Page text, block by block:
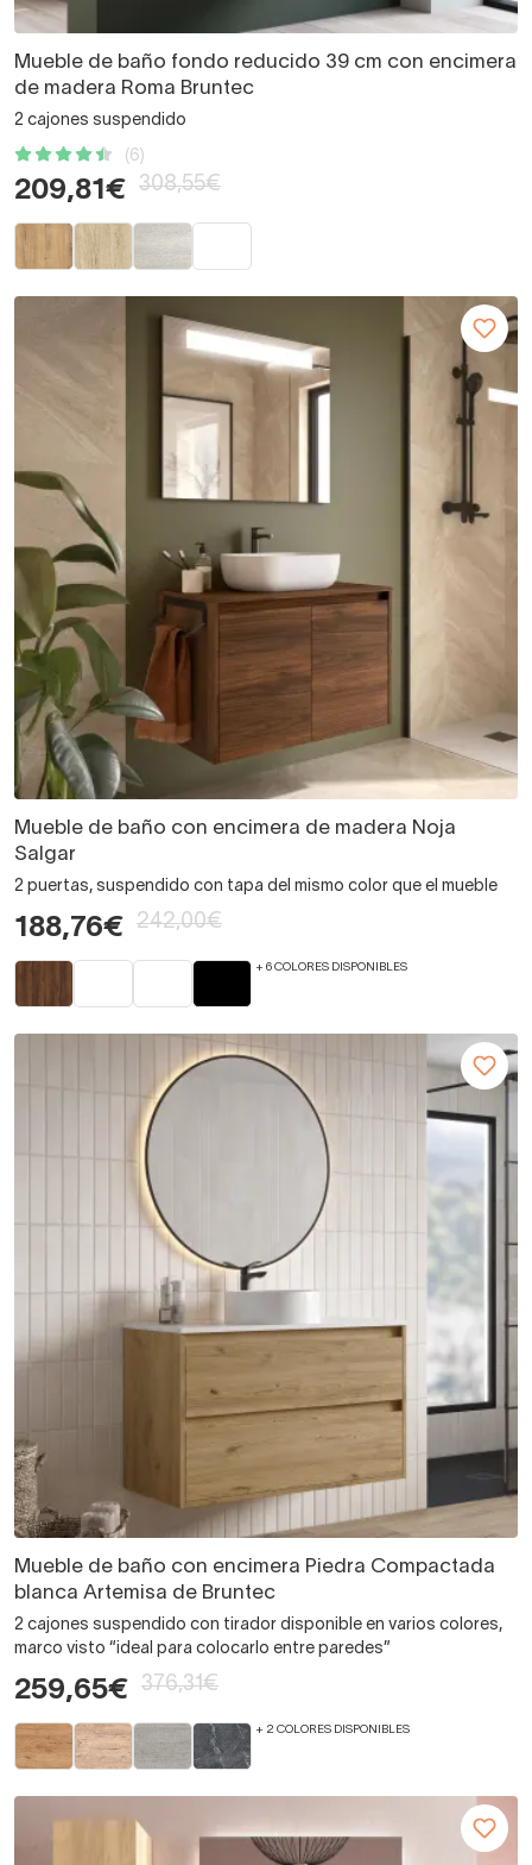
Mueble de baño fondo reducido 39 cm con encimera
de madera Roma Bruntec
2 cajones suspendido
(6)
209,81€ 308,55€
Mueble de baño con encimera de madera Noja
Salgar
2 puertas, suspendido con tapa del mismo color que el mueble
188,76€ 242,00€
+ 6 COLORES DISPONIBLES
Mueble de baño con encimera Piedra Compactada
blanca Artemisa de Bruntec
2 cajones suspendido con tirador disponible en varios colores,
marco visto “ideal para colocarlo entre paredes”
259,65€ 376,31€
+ 2 COLORES DISPONIBLES